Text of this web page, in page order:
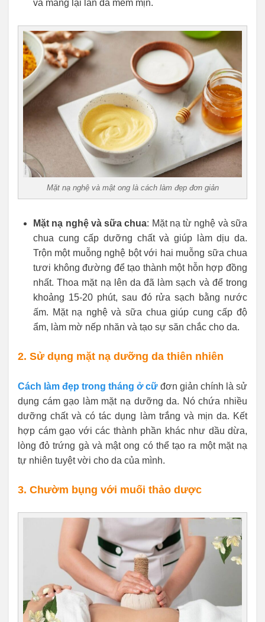
và mang lại làn da mềm mịn.
Mặt nạ nghệ và mật ong là cách làm đẹp đơn giản
Mặt nạ nghệ và sữa chua: Mặt nạ từ nghệ và sữa
chua cung cấp dưỡng chất và giúp làm dịu da.
Trộn một muỗng nghệ bột với hai muỗng sữa chua
tươi không đường để tạo thành một hỗn hợp đồng
nhất. Thoa mặt nạ lên da đã làm sạch và để trong
khoảng 15-20 phút, sau đó rửa sạch bằng nước
ấm. Mặt nạ nghệ và sữa chua giúp cung cấp độ
ẩm, làm mờ nếp nhăn và tạo sự săn chắc cho da.
2. Sử dụng mặt nạ dưỡng da thiên nhiên
Cách làm đẹp trong tháng ở cữ đơn giản chính là sử
dụng cám gạo làm mặt nạ dưỡng da. Nó chứa nhiều
dưỡng chất và có tác dụng làm trắng và mịn da. Kết
hợp cám gạo với các thành phần khác như dầu dừa,
lòng đỏ trứng gà và mật ong có thể tạo ra một mặt nạ
tự nhiên tuyệt vời cho da của mình.
3. Chườm bụng với muối thảo dược